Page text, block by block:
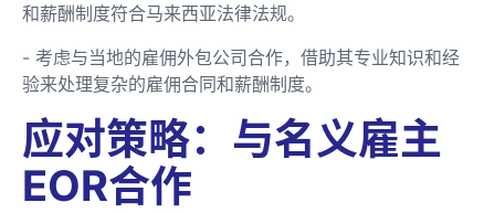
和薪酬制度符合马来西亚法律法规。
- 考虑与当地的雇佣外包公司合作，借助其专业知识和经
验来处理复杂的雇佣合同和薪酬制度。
应对策略：与名义雇主
EOR合作